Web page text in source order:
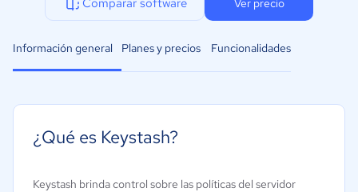
Comparar software Ver precio
Información general Planes y precios Funcionalidades
¿Qué es Keystash?
Keystash brinda control sobre las políticas del servidor